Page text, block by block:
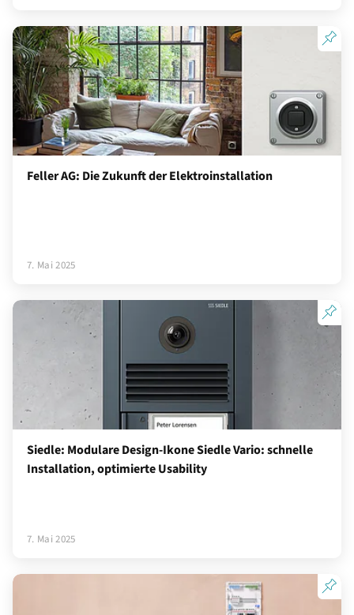
Feller AG: Die Zukunft der Elektroinstallation
7. Mai 2025
Siedle: Modulare Design-Ikone Siedle Vario: schnelle
Installation, optimierte Usability
7. Mai 2025